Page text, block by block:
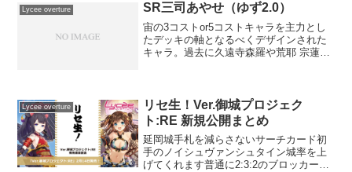
Lycee overture SR三司あやせ（ゆず2.0）
宙の3コストor5コストキャラを主力とし
たデッキの軸となるべくデザインされた
キャラ。過去に久遠寺森羅や荒耶 宗蓮が
れだけ強いキャラ...
Lycee overture
リセ生！Ver.御城プロジェク
ト:RE 新規公開まとめ
延岡城手札を減らさないサーチカード初
手のノイシュヴァンシュタイン城率を上
げてくれます普通に2:3:2のブロッカーと